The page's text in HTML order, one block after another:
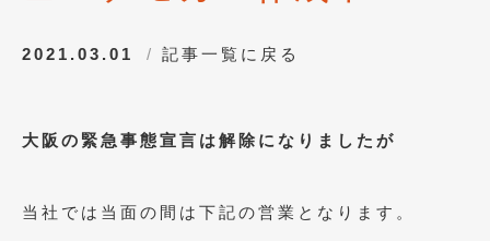
2024年8月(1)
2024年6月(1)
2021.03.01 記事一覧に戻る
大阪の緊急事態宣言は解除になりましたが
当社では当面の間は下記の営業となります。